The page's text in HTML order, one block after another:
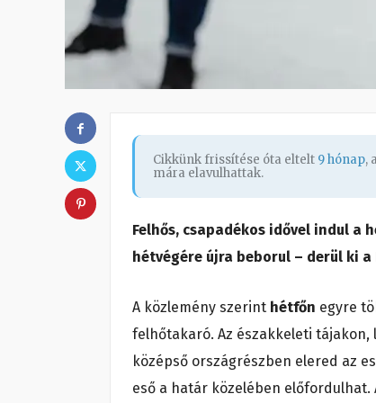
Cikkünk frissítése óta eltelt 9 hónap,
mára elavulhattak.
Felhős, csapadékos idővel indul a
hétvégére újra beborul – derül ki
A közlemény szerint hétfőn egyre
felhőtakaró. Az északkeleti
középső országrészben elered az
eső a határ közelében